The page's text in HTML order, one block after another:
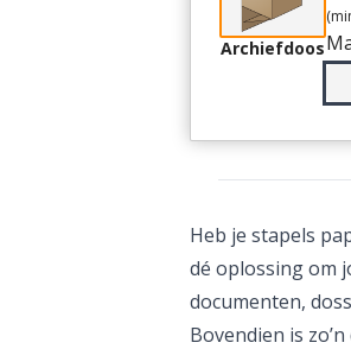
Archiefdoos
Heb je stapels
dé oplossing om
documenten,
Bovendien is